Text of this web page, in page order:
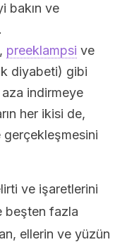
bakın ve
preeklampsi ve
diyabeti) gibi
indirmeye
her ikisi de,
gerçekleşmesini
ve işaretlerini
beşten fazla
ellerin ve yüzün